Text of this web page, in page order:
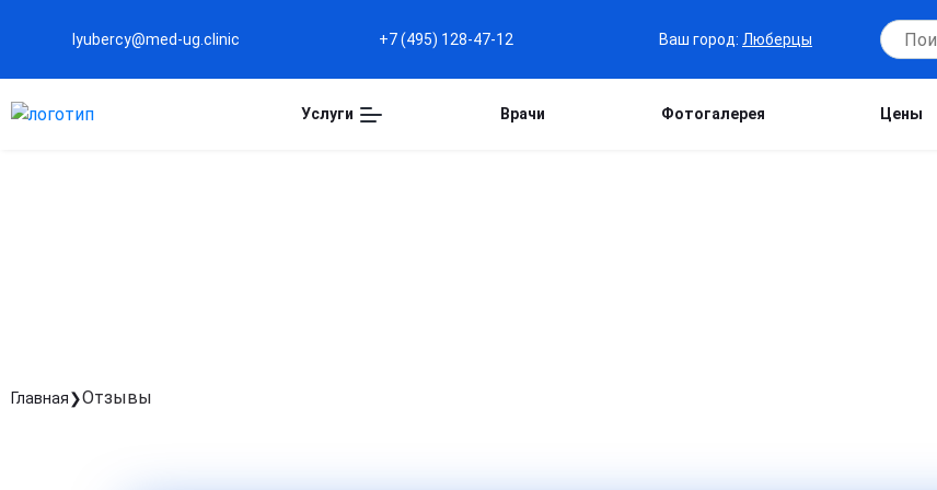
lyubercy@med-ug.clinic +7 (495) 128-47-12 Ваш город: Люберцы
Услуги Врачи Фотогалерея Цены
Главная Отзывы